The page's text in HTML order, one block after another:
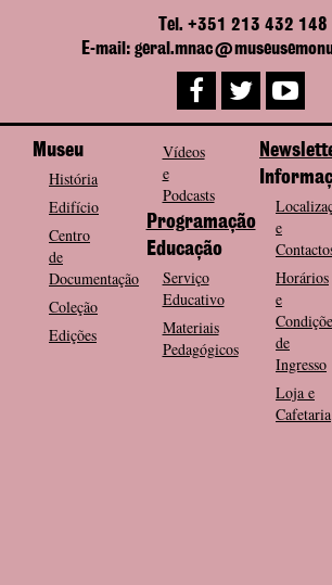
Tel. +351 213 432 148
E-mail:
Museu
História
Edifício
Centro
de
Documentação
Coleção
Edições
Vídeos
e
Podcasts
Programação
Educação
Serviço
Educativo
Materiais
Pedagógicos
e
Horários
e
de
Ingresso
Loja e
Cafetaria